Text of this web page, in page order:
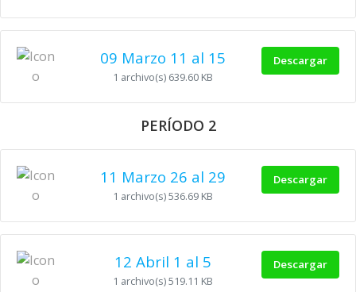
09 Marzo 11 al 15
1 archivo(s) 639.60 KB
Descargar
PERÍODO 2
11 Marzo 26 al 29
1 archivo(s)536.69 KB
Descargar
12 Abril 1 al 5
1 archivo(s)519.11 KB
Descargar